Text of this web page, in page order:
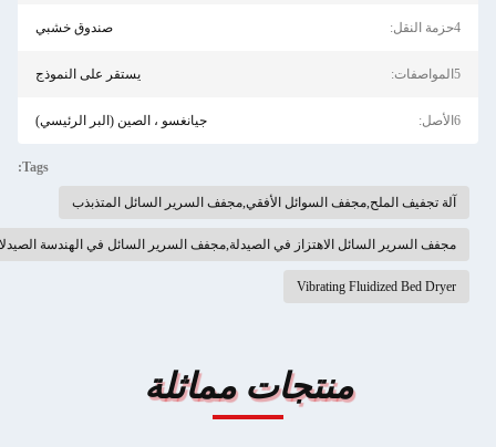
صندوق خشبي
يستقر على النموذج
جيانغسو ، الصين (البر الرئيسي)
آلة تجفيف الملح,مجفف السوائل الأفقي,مجفف السرير السائل المتذبذب
مجفف السرير السائل الاهتزاز في الصيدلة,مجفف السرير السائل في الهندسة الصيدلانية
Vibrating Fluidized Bed Dryer
منتجات مماثلة